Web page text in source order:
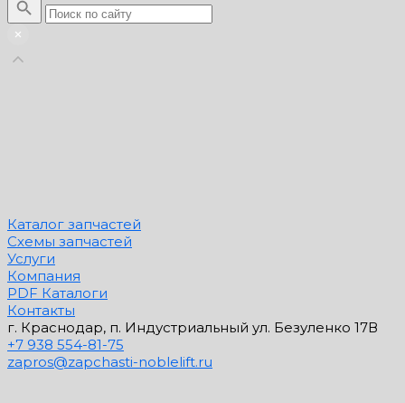
Каталог запчастей
Схемы запчастей
Услуги
Компания
PDF Каталоги
Контакты
г. Краснодар, п. Индустриальный ул. Безуленко 17В
+7 938 554-81-75
zapros@zapchasti-noblelift.ru